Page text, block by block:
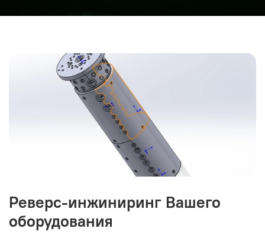
Реверс-инжиниринг Вашего
оборудования